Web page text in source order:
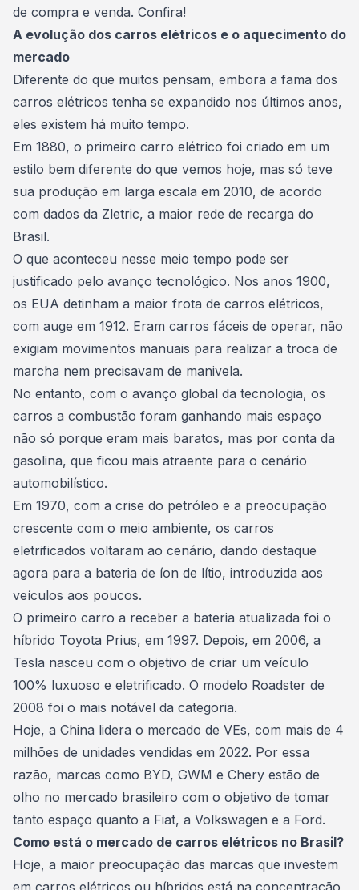
de compra e venda. Confira!
A evolução dos carros elétricos e o aquecimento do
mercado
Diferente do que muitos pensam, embora a fama dos
carros elétricos tenha se expandido nos últimos anos,
eles existem há muito tempo.
Em 1880, o primeiro carro elétrico foi criado em um
estilo bem diferente do que vemos hoje, mas só teve
sua produção em larga escala em 2010, de acordo
com dados da Zletric, a maior rede de recarga do
Brasil.
O que aconteceu nesse meio tempo pode ser
justificado pelo avanço tecnológico. Nos anos 1900,
os EUA detinham a maior frota de carros elétricos,
com auge em 1912. Eram carros fáceis de operar, não
exigiam movimentos manuais para realizar a troca de
marcha nem precisavam de manivela.
No entanto, com o avanço global da tecnologia, os
carros a combustão foram ganhando mais espaço
não só porque eram mais baratos, mas por conta da
gasolina, que ficou mais atraente para o cenário
automobilístico.
Em 1970, com a crise do petróleo e a preocupação
crescente com o meio ambiente, os carros
eletrificados voltaram ao cenário, dando destaque
agora para a bateria de íon de lítio, introduzida aos
veículos aos poucos.
O primeiro carro a receber a bateria atualizada foi o
híbrido Toyota Prius, em 1997. Depois, em 2006, a
Tesla nasceu com o objetivo de criar um veículo
100% luxuoso e eletrificado. O modelo Roadster de
2008 foi o mais notável da categoria.
Hoje, a China lidera o mercado de VEs, com mais de 4
milhões de unidades vendidas em 2022. Por essa
razão, marcas como BYD, GWM e Chery estão de
olho no mercado brasileiro com o objetivo de tomar
tanto espaço quanto a Fiat, a Volkswagen e a Ford.
Como está o mercado de carros elétricos no Brasil?
Hoje, a maior preocupação das marcas que investem
em carros elétricos ou híbridos está na concentração